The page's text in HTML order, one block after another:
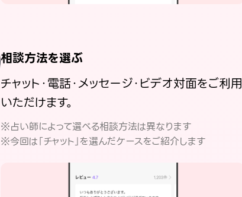
相談方法を選ぶ
チャット・電話・メッセージ・ビデオ対面をご利用
いただけます。
※占い師によって選べる相談方法は異なります
※今回は「チャット」を選んだケースをご紹介します